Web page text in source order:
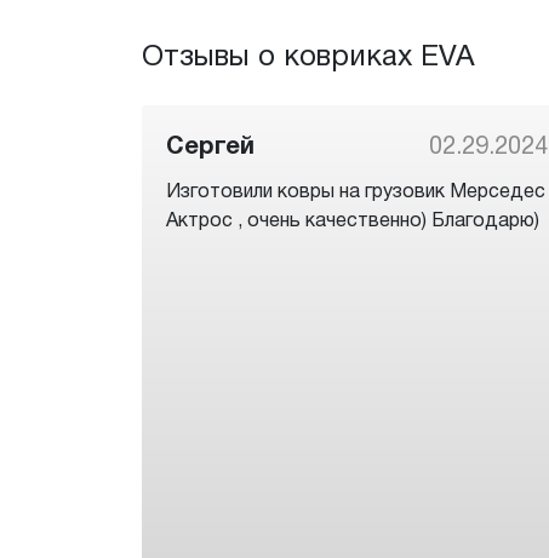
Отзывы о ковриках EVA
Сергей 02.29.2024
Изготовили ковры на грузовик Мерседес
Актрос , очень качественно) Благодарю)